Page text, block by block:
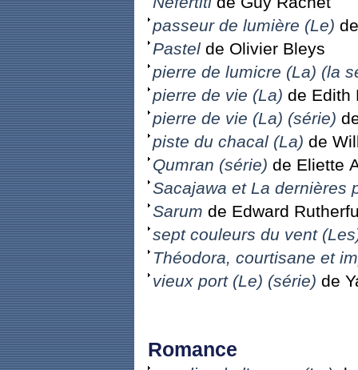
passeur de lumière (Le)
Pastelde Olivier Bleys
pierre de lumicre (La) (la
pierre de vie (La) de Edith
pierre de vie (La) (série)
piste du chacal (La) de
Qumran (série) de Eliette
Sacajawa et La dernières
Sarum de Edward
sept couleurs du vent
Théodora, courtisane et
vieux port (Le) (série) de
Romance